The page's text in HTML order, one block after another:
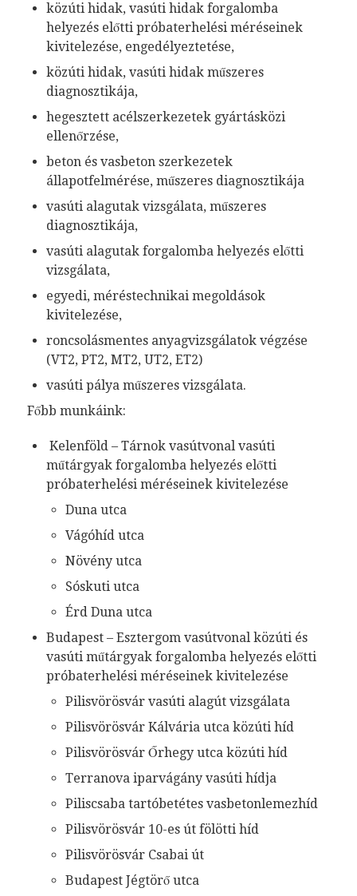
közúti hidak, vasúti hidak forgalomba
helyezés előtti próbaterhelési méréseinek
kivitelezése, engedélyeztetése,
közúti hidak, vasúti hidak műszeres
diagnosztikája,
hegesztett acélszerkezetek gyártásközi
ellenőrzése,
beton és vasbeton szerkezetek
állapotfelmérése, műszeres diagnosztikája
vasúti alagutak vizsgálata, műszeres
diagnosztikája,
vasúti alagutak forgalomba helyezés előtti
vizsgálata,
egyedi, méréstechnikai megoldások
kivitelezése,
roncsolásmentes anyagvizsgálatok végzése
(VT2, PT2, MT2, UT2, ET2)
vasúti pálya műszeres vizsgálata.
Főbb munkáink:
Kelenföld – Tárnok vasútvonal vasúti
műtárgyak forgalomba helyezés előtti
próbaterhelési méréseinek kivitelezése
Duna utca
Vágóhíd utca
Növény utca
Sóskuti utca
Érd Duna utca
Budapest – Esztergom vasútvonal közúti és
vasúti műtárgyak forgalomba helyezés előtti
próbaterhelési méréseinek kivitelezése
Pilisvörösvár vasúti alagút vizsgálata
Pilisvörösvár Kálvária utca közúti híd
Pilisvörösvár Őrhegy utca közúti híd
Terranova iparvágány vasúti hídja
Piliscsaba tartóbetétes vasbetonlemezhíd
Pilisvörösvár 10-es út fölötti híd
Pilisvörösvár Csabai út
Budapest Jégtörő utca